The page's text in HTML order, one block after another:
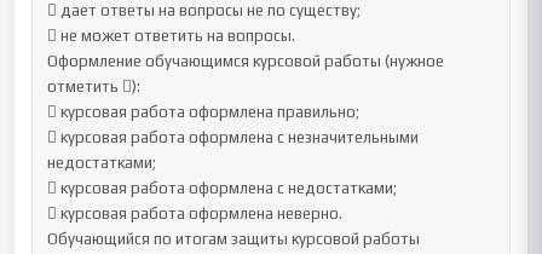
 дает ответы на вопросы не по существу;
 не может ответить на вопросы.
Оформление обучающимся курсовой работы (нужное
отметить ):
 курсовая работа оформлена правильно;
 курсовая работа оформлена с незначительными
недостатками;
 курсовая работа оформлена с недостатками;
 курсовая работа оформлена неверно.
Обучающийся по итогам защиты курсовой работы